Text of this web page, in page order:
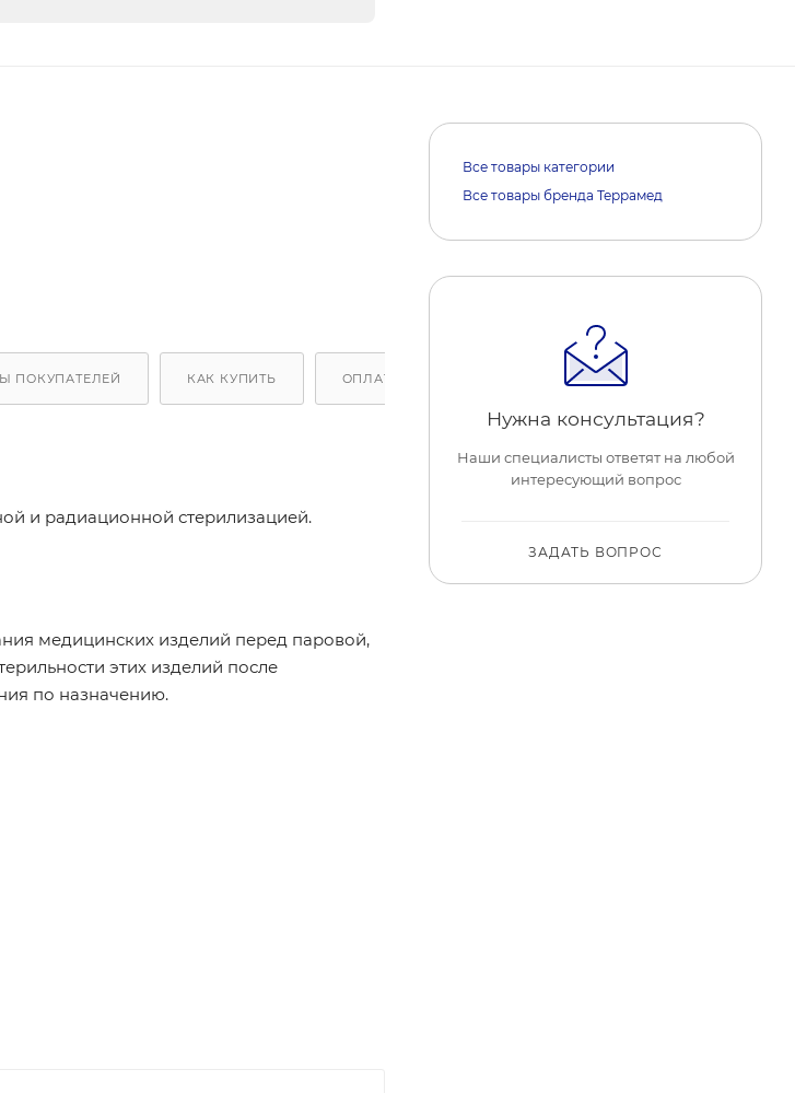
ПОКУПАТЕЛЕЙ КАК КУПИТЬ ОПЛАТА ОБРАТИТЕ ВНИМАНИЕ
и радиационной стерилизацией.
медицинских изделий перед паровой,
этих изделий после
по назначению.
Все товары категории
Все товары бренда Террамед
Нужна консультация?
Наши специалисты ответят на любой
интересующий вопрос
ЗАДАТЬ ВОПРОС